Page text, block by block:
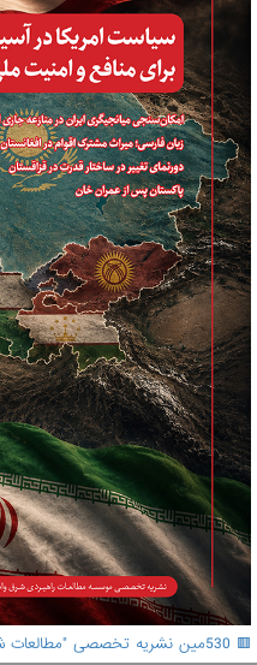
🟥 530مین نشریه تخصصی "مطالعات شرق" منتشر شد.